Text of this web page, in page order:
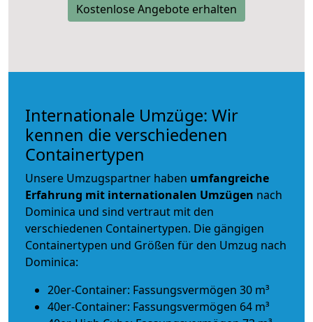
Kostenlose Angebote erhalten
Internationale Umzüge: Wir
kennen die verschiedenen
Containertypen
Unsere Umzugspartner haben umfangreiche
Erfahrung mit internationalen Umzügen nach
Dominica und sind vertraut mit den
verschiedenen Containertypen. Die gängigen
Containertypen und Größen für den Umzug nach
Dominica:
20er-Container: Fassungsvermögen 30 m³
40er-Container: Fassungsvermögen 64 m³